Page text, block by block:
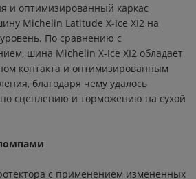
и оптимизированный каркас
Michelin Latitude X-Ice XI2 на
По сравнению с
шина Michelin X-Ice XI2 обладает
контакта и оптимизированным
благодаря чему удалось
сцеплению и торможению на сухой
с применением измененных